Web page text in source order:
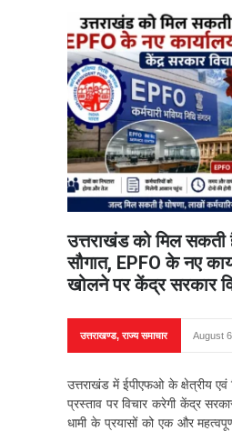
उत्तराखंड को मिल सकती
सौगात, EPFO के नए
खोलने पर केंद्र सरकार
उत्तराखण्ड,राज्य समाचार August
उत्तराखंड में ईपीएफओ के क्षेत्रीय
प्रस्ताव पर विचार करेगी केंद्र
धामी के प्रयासों को एक और